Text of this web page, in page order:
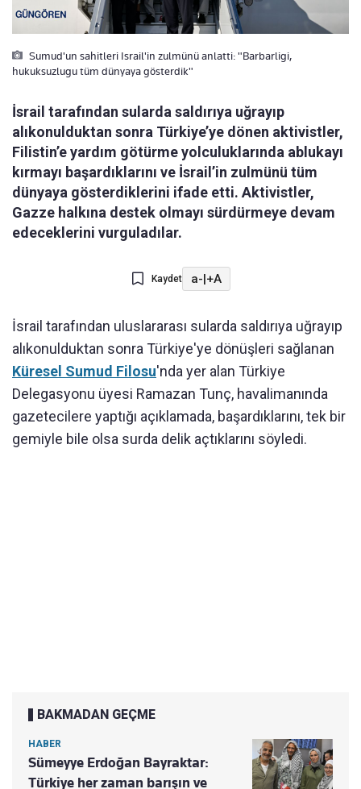
Sumud'un sahitleri Israil'in zulmünü anlatti: "Barbarligi,
hukuksuzlugu tüm dünyaya gösterdik"
İsrail tarafından sularda saldırıya uğrayıp
alıkonulduktan sonra Türkiye’ye dönen aktivistler,
Filistin’e yardım götürme yolculuklarında ablukayı
kırmayı başardıklarını ve İsrail’in zulmünü tüm
dünyaya gösterdiklerini ifade etti. Aktivistler,
Gazze halkına destek olmayı sürdürmeye devam
edeceklerini vurguladılar.
Kaydet a-|+A
İsrail tarafından uluslararası sularda saldırıya uğrayıp
alıkonulduktan sonra Türkiye'ye dönüşleri sağlanan
Küresel Sumud Filosu'nda yer alan Türkiye
Delegasyonu üyesi Ramazan Tunç, havalimanında
gazetecilere yaptığı açıklamada, başardıklarını, tek bir
gemiyle bile olsa surda delik açtıklarını söyledi.
BAKMADAN GEÇME
HABER
Sümeyye Erdoğan Bayraktar:
Türkiye her zaman barışın ve